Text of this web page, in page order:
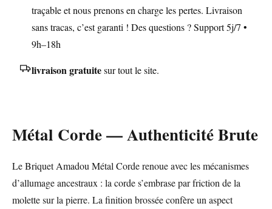
traçable et nous prenons en charge les pertes. Livraison
sans tracas, c’est garanti ! Des questions ? Support 5j/7 •
9h–18h
livraison gratuitesur tout le site.
Métal Corde — Authenticité Brute
Le Briquet Amadou Métal Corde renoue avec les mécanismes
d’allumage ancestraux : la corde s’embrase par friction de la
molette sur la pierre. La finition brossée confère un aspect